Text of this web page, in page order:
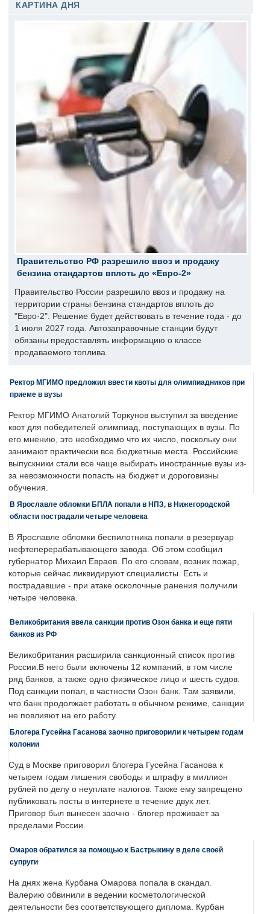
КАРТИНА ДНЯ
Правительство РФ разрешило ввоз и продажу
бензина стандартов вплоть до «Евро-2»
Правительство России разрешило ввоз и продажу на
территории страны бензина стандартов вплоть до
"Евро-2". Решение будет действовать в течение года - до
1 июля 2027 года. Автозаправочные станции будут
обязаны предоставлять информацию о классе
продаваемого топлива.
Ректор МГИМО предложил ввести квоты для олимпиадников при
приеме в вузы
Ректор МГИМО Анатолий Торкунов выступил за введение
квот для победителей олимпиад, поступающих в вузы. По
его мнению, это необходимо что их число, поскольку они
занимают практически все бюджетные места. Российские
выпускники стали все чаще выбирать иностранные вузы из-
за невозможности попасть на бюджет и дороговизны
обучения.
В Ярославле обломки БПЛА попали в НПЗ, в Нижегородской
области пострадали четыре человека
В Ярославле обломки беспилотника попали в резервуар
нефтеперерабатывающего завода. Об этом сообщил
губернатор Михаил Евраев. По его словам, возник пожар,
которые сейчас ликвидируют специалисты. Есть и
пострадавшие - при атаке осколочные ранения получили
четыре человека.
Великобритания ввела санкции против Озон банка и еще пяти
банков из РФ
Великобритания расширила санкционный список против
России.В него были включены 12 компаний, в том числе
ряд банков, а также одно физическое лицо и шесть судов.
Под санкции попал, в частности Озон банк. Там заявили,
что банк продолжает работать в обычном режиме, санкции
не повлияют на его работу.
Блогера Гусейна Гасанова заочно приговорили к четырем годам
колонии
Суд в Москве приговорил блогера Гусейна Гасанова к
четырем годам лишения свободы и штрафу в миллион
рублей по делу о неуплате налогов. Также ему запрещено
публиковать посты в интернете в течение двух лет.
Приговор был вынесен заочно - блогер проживает за
пределами России.
Омаров обратился за помощью к Бастрыкину в деле своей
супруги
На днях жена Курбана Омарова попала в скандал.
Валерию обвинили в ведении косметологической
деятельности без соответствующего диплома. Курбан